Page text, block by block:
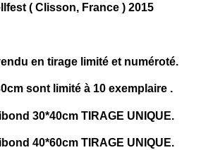
( Clisson, France ) 2015
en tirage limité et numéroté.
sont limité à 10 exemplaire .
30*40cm TIRAGE UNIQUE.
40*60cm TIRAGE UNIQUE.